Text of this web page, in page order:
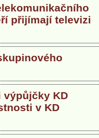
přijímají televizi
výpůjčky KD
v KD